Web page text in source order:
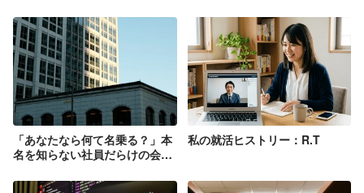
「あなたなら何て名乗る？」本
名を知らない社員だらけの会社
しているワケ
私の就活ヒストリー：R.T